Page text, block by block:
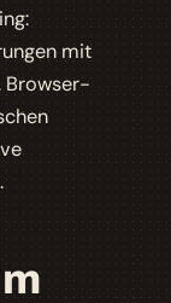
mit
Browser-